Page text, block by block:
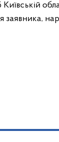
заявника,